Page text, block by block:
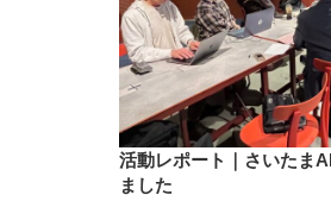
活動レポート｜さいたま
ました